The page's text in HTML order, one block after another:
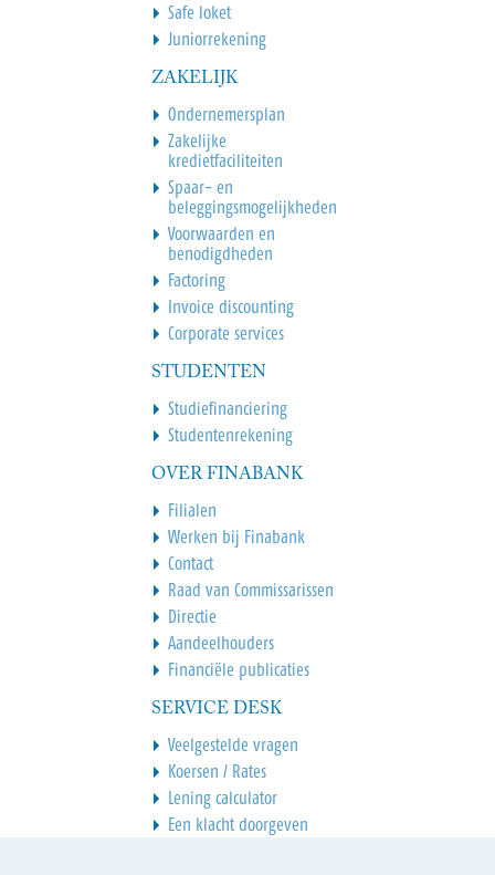
Safe loket
Juniorrekening
ZAKELIJK
Ondernemersplan
Zakelijke
kredietfaciliteiten
Spaar- en
beleggingsmogelijkheden
Voorwaarden en
benodigdheden
Factoring
Invoice discounting
Corporate services
STUDENTEN
Studiefinanciering
Studentenrekening
OVER FINABANK
Filialen
Werken bij Finabank
Contact
Raad van Commissarissen
Directie
Aandeelhouders
Financiële publicaties
SERVICE DESK
Veelgestelde vragen
Koersen / Rates
Lening calculator
Een klacht doorgeven